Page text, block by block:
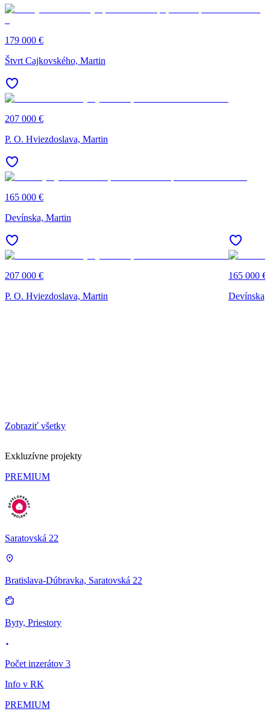
179 000 €
Štvrt Cajkovského, Martin
207 000 €
P. O. Hviezdoslava, Martin
165 000 €
Devínska, Martin
207 000 €
P. O. Hviezdoslava, Martin
165 000 €
Devínska,
Zobraziť všetky
Exkluzívne projekty
PREMIUM
Saratovská 22
Bratislava-Dúbravka, Saratovská 22
Byty, Priestory
Počet inzerátov 3
Info v RK
PREMIUM